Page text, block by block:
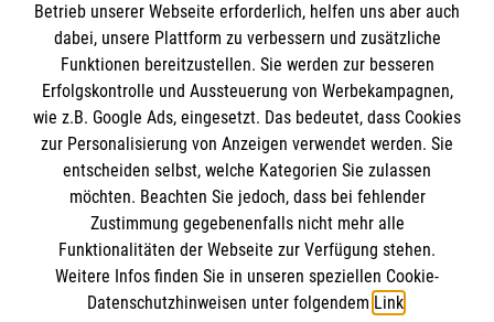
Erste Hilfe bei älteren Menschen
Betrieb unserer Webseite erforderlich, helfen uns aber auch
dabei, unsere Plattform zu verbessern und zusätzliche
Funktionen bereitzustellen. Sie werden zur besseren
Erfolgskontrolle und Aussteuerung von Werbekampagnen,
wie z.B. Google Ads, eingesetzt. Das bedeutet, dass Cookies
zur Personalisierung von Anzeigen verwendet werden. Sie
entscheiden selbst, welche Kategorien Sie zulassen
möchten. Beachten Sie jedoch, dass bei fehlender
Zustimmung gegebenenfalls nicht mehr alle
Funktionalitäten der Webseite zur Verfügung stehen.
Weitere Infos finden Sie in unseren speziellen Cookie-
Datenschutzhinweisen unter folgendem Link.